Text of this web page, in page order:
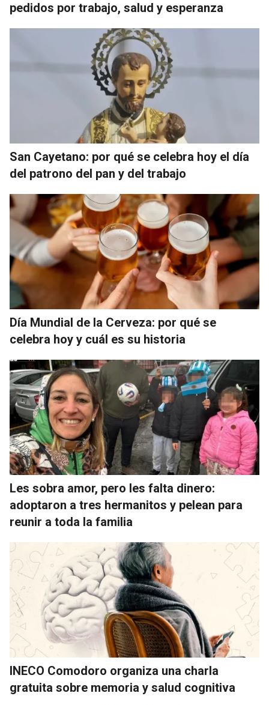
pedidos por trabajo, salud y esperanza
San Cayetano: por qué se celebra hoy el día
del patrono del pan y del trabajo
Día Mundial de la Cerveza: por qué se
celebra hoy y cuál es su historia
Les sobra amor, pero les falta dinero:
adoptaron a tres hermanitos y pelean para
reunir a toda la familia
INECO Comodoro organiza una charla
gratuita sobre memoria y salud cognitiva